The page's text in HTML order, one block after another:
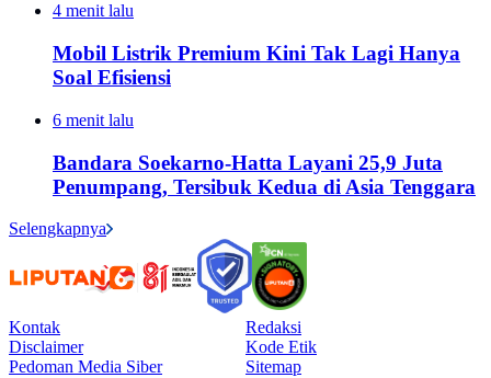
4 menit lalu
Mobil Listrik Premium Kini Tak Lagi Hanya
Soal Efisiensi
6 menit lalu
Bandara Soekarno-Hatta Layani 25,9 Juta
Penumpang, Tersibuk Kedua di Asia Tenggara
Selengkapnya
Kontak
Redaksi
Disclaimer
Kode Etik
Pedoman Media Siber
Sitemap